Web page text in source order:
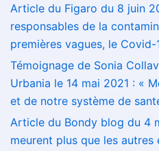
Article du Figaro du 8 juin
responsables de la
premières vagues, le
Témoignage de Sonia
Urbania le 14 mai 2021 : «
et de notre système de
Article du Bondy blog du 4
meurent plus que les autres